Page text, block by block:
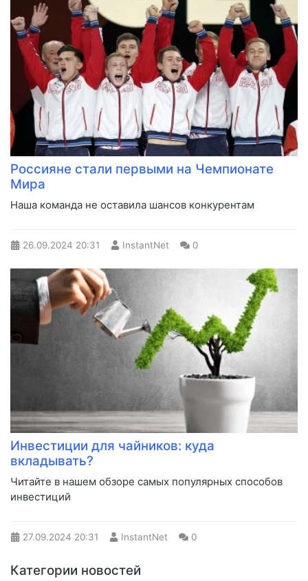
Россияне стали первыми на Чемпионате
Мира
Наша команда не оставила шансов конкурентам
26.09.2024 20:31 InstantNet 0
Инвестиции для чайников: куда
вкладывать?
Читайте в нашем обзоре самых популярных способов
инвестиций
27.09.2024 20:31 InstantNet 0
Категории новостей